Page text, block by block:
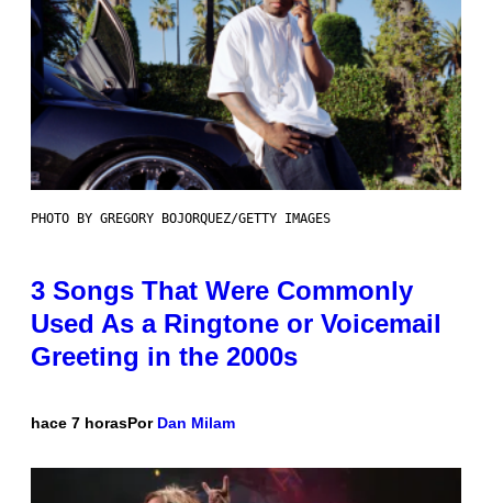
PHOTO BY GREGORY BOJORQUEZ/GETTY IMAGES
3 Songs That Were Commonly
Used As a Ringtone or Voicemail
Greeting in the 2000s
hace 7 horasPor Dan Milam